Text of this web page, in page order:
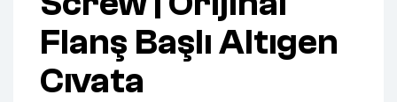
Flanş Başlı Altıgen
Cıvata